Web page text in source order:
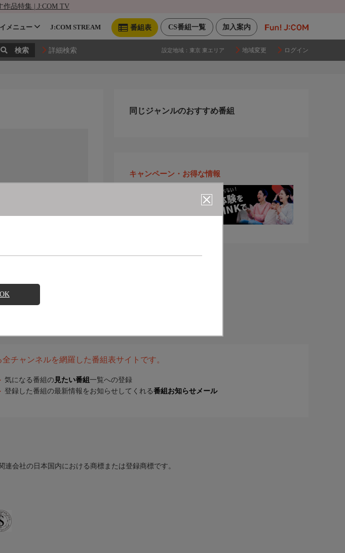
作品特集 | J:COM TV
加入案内
CS番組一覧
番組表
メニュー J:COM STREAM
詳細検索 設定地域： 東京 東エリア 地域変更 ログイン
OK
同じジャンルのおすすめ番組
キャンペーン・お得な情報
チャンネルを網羅した番組表サイトです。
気になる番組の 見たい番組 一覧への登録
登録した番組の最新情報をお知らせしてくれる番組お知らせメール
会社の日本国内における商標または登録商標です。